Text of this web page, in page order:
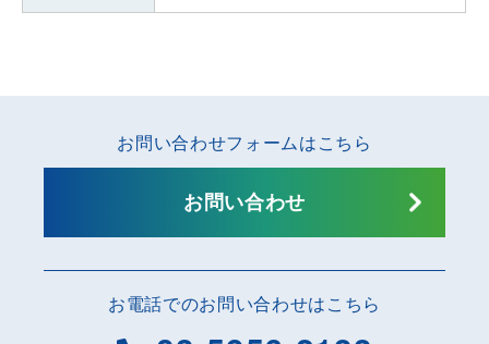
お電話でのお問い合わせはこちら
お問い合わせフォームはこちら
お問い合わせ